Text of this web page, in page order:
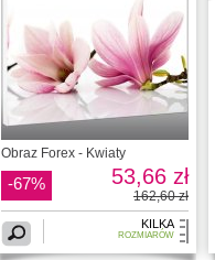
Obraz Forex - Kwiaty
-67% 53,66 zł
162,60 zł
KILKA
ROZMIARÓW